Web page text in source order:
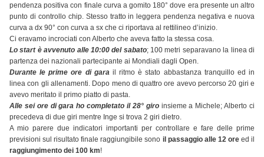
pendenza positiva con finale curva a gomito 180° dove era presente un altro
punto di controllo chip. Stesso tratto in leggera pendenza negativa e nuova
curva a dx 90° con curva a sx che ci riportava al rettilineo d’inizio.
Ci eravamo incrociati con Alberto che aveva fatto la stessa cosa.
Lo start è avvenuto alle 10:00 del sabato; 100 metri separavano la linea di
partenza dei nazionali partecipante ai Mondiali dagli Open.
Durante le prime ore di garail ritmo è stato abbastanza tranquillo ed in
linea con gli allenamenti. Dopo meno di quattro ore avevo percorso 20 giri e
avevo meritato il primo piatto di pasta.
Alle sei ore di gara ho completato il 28° giro insieme a Michele; Alberto ci
precedeva di due giri mentre Inge si trova 2 giri dietro.
A mio parere due indicatori importanti per controllare e fare delle prime
previsioni sul risultato finale raggiungibile sono il passaggio alle 12 oreed il
raggiungimento dei 100 km!